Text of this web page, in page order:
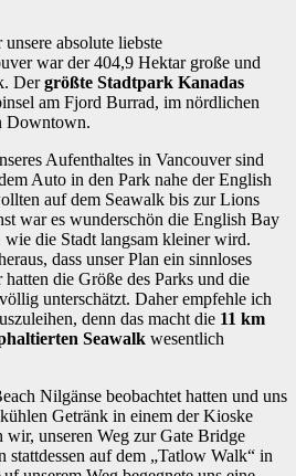
absolute liebste
war der 404,9 Hektar große und
Dergrößte Stadtpark Kanadas
am Fjord Burrad, im nördlichen
Downtown.
Aufenthaltes in Vancouver sind
Auto in den Park nahe der English
auf dem Seawalk bis zur Lions
war es wunderschön die English Bay
wie die Stadt langsam kleiner wird.
dass unser Plan ein sinnloses
die Größe des Parks und die
unterschätzt. Daher empfehle ich
denn das macht die 11 km
Seawalk wesentlich
Nilgänse beobachtet hatten und uns
Getränk in einem der Kioske
wir, unseren Weg zur Gate Bridge
stattdessen auf dem „Tatlow Walk“ in